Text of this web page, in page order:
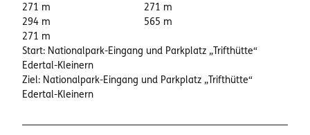
271 m
271 m
294 m
565 m
271 m
Start: Nationalpark-Eingang und Parkplatz „Trifthütte“
Edertal-Kleinern
Ziel: Nationalpark-Eingang und Parkplatz „Trifthütte“
Edertal-Kleinern